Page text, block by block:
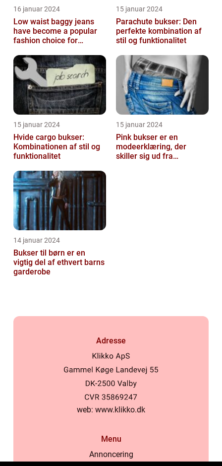
16 januar 2024
Low waist baggy jeans
have become a popular
fashion choice for
comfort without...
15 januar 2024
Parachute bukser: Den
perfekte kombination af
stil og funktionalitet
15 januar 2024
Hvide cargo bukser:
Kombinationen af stil og
funktionalitet
15 januar 2024
Pink bukser er en
modeerklæring, der
skiller sig ud fra
14 januar 2024
Bukser til børn er en
vigtig del af ethvert barns
garderobe
Adresse
web: www.klikko.dk
Menu
Annoncering